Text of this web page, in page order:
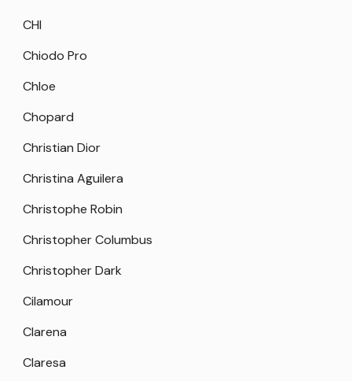
CHI
Chiodo Pro
Chloe
Chopard
Christian Dior
Christina Aguilera
Christophe Robin
Christopher Columbus
Christopher Dark
Cilamour
Clarena
Claresa